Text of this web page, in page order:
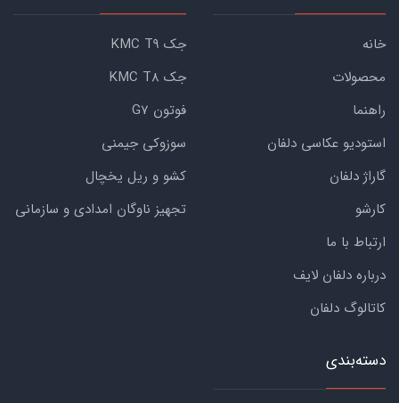
خانه
محصولات
راهنما
استودیو عکاسی دلفان
گاراژ دلفان
کارشو
ارتباط با ما
درباره دلفان لایف
کاتالوگ دلفان
جک KMC T9
جک KMC T8
فوتون G7
سوزوکی جیمنی
کشو و ریل یخچال
تجهیز ناوگان امدادی و سازمانی
دسته‌بندی